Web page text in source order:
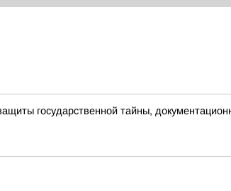
государственной тайны,